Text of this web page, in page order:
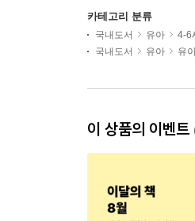
카테고리 분류
국내도서 유아 4-6
국내도서
유아 유
이 상품의 이벤트